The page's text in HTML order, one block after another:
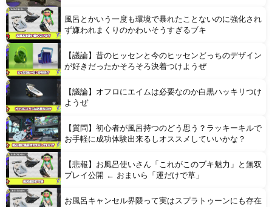
風呂とかいう一度も環境で暴れたことないのに強化され
ず嫌われまくりのかわいそうすぎるブキ
【議論】昔のヒッセンと今のヒッセンどっちのデザイン
が好きだったかそろそろ決着つけようぜ
【議論】オフロにエイムは必要なのか白黒ハッキリつけ
ようぜ
【質問】初心者が風呂持つのどう思う？ラッキーキルで
お手軽に成功体験出来るしオススメしていいかな？
【悲報】お風呂使いさん「これがこのブキ魅力」と無双
プレイ公開 ← おまいら「運だけで草」
お風呂キャンセル界隈って実はスプラトゥーンにも存在